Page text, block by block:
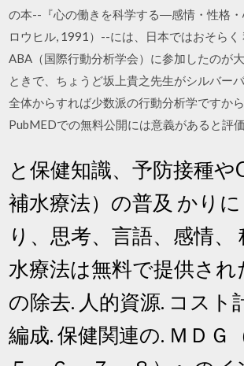
の本--『心の働きを科学する―感情・性格
ロウヒル, 1991）--には、日本ではおそらく
ABA（国際行動分析学会）に参加したのが
ときで、ちょうど坂上貴之先生がシルバー
全体からすれば少数派の行動分析学ですか
PubMEDでの無料公開には意義があると評
と保健知識、予防接種や
補水療法）の普及 かり
り、思考、言語、感情、
水療法は無料で提供され
の除去. 人的資源. コスト
編成. 保健関連の. ＭＤＧ